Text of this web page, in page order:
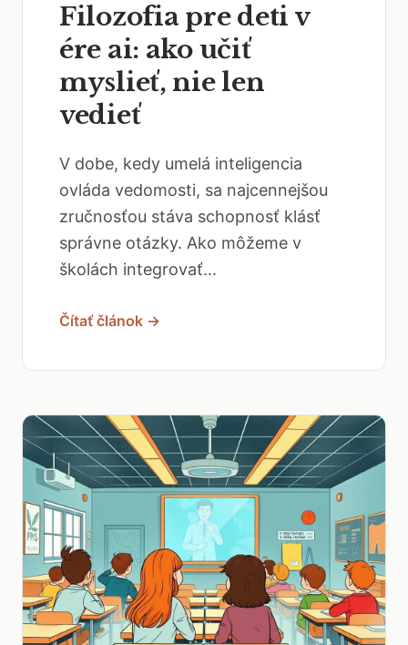
Filozofia pre deti v
ére ai: ako učiť
myslieť, nie len
vedieť
V dobe, kedy umelá inteligencia
ovláda vedomosti, sa najcennejšou
zručnosťou stáva schopnosť klásť
správne otázky. Ako môžeme v
školách integrovať...
Čítať článok →